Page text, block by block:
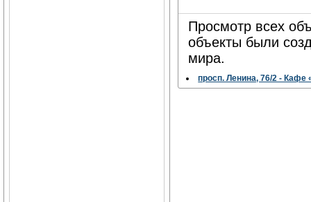
Просмотр всех
объекты были
мира.
просп. Ленина, 76/2 - Кафе